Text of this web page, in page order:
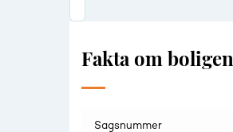
Fakta om boligen
Sagsnummer